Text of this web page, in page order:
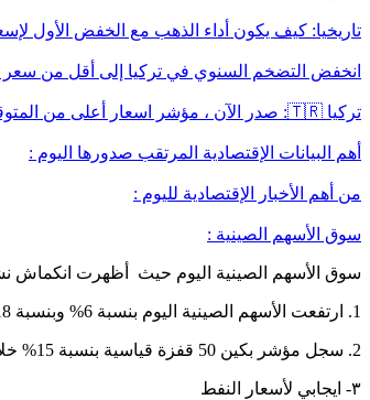
تاريخيا: ‏كيف يكون أداء الذهب مع الخفض الأول
‏انخفض ​​التضخم السنوي في تركيا إلى أقل من سعر الفائدة الرئيسي للبنك
‏تركيا 🇹🇷: ‏صدر الآن ، مؤشر اسعار أعلى من المتوقع شهريا وسنوياً ، الأمر الذي يتهي تماما فرضية خفض أسعار الفائدة هذا العام
‏أهم البيانات الإقتصادية المرتقب صدورها اليوم :
من أهم الأخبار الإقتصادية لليوم :
سوق الأسهم الصينية :
سوق الأسهم الصينية اليوم حيث أظهرت انكماش